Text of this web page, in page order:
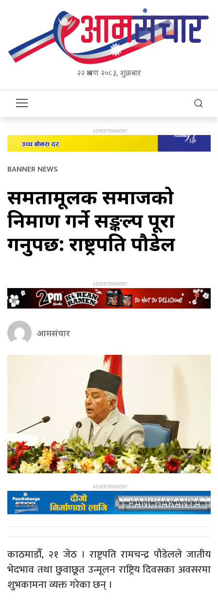
२२ श्रावण २०८३, शुक्रबार
BANNER NEWS
समतामूलक समाजको
निर्माण गर्ने सङ्कल्प पूरा
गर्नुपर्छ: राष्ट्रपति पौडेल
आमसंचार
काठमाडौँ, २१ जेठ । राष्ट्रपति रामचन्द्र पौडेलले जातीय
भेदभाव तथा छुवाछूत उन्मूलन राष्ट्रिय दिवसका अवसरमा
शुभकामना व्यक्त गरेका छन् ।